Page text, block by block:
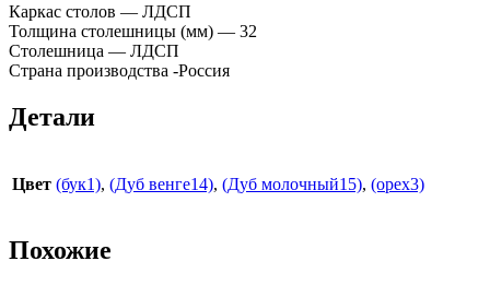
Каркас столов — ЛДСП
Толщина столешницы (мм) — 32
Столешница — ЛДСП
Страна производства -Россия
Детали
Цвет (бук1), (Дуб венге14), (Дуб молочный15), (орех3)
Похожие